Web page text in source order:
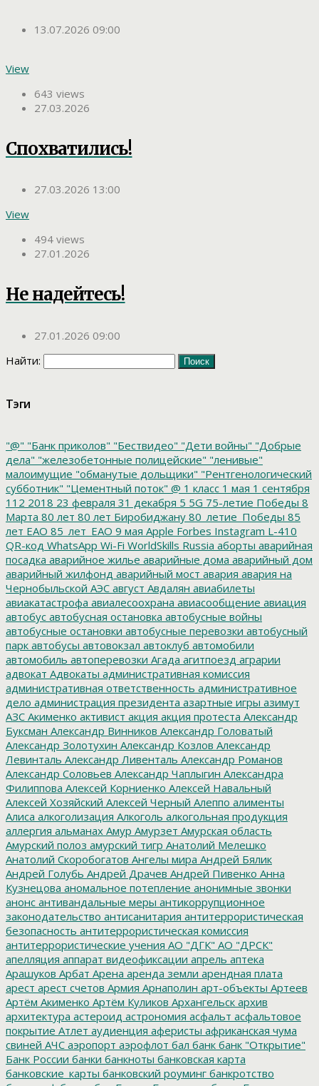
13.07.2026 09:00
View
643 views
27.03.2026
Спохватились!
27.03.2026 13:00
View
494 views
27.01.2026
Не надейтесь!
27.01.2026 09:00
Найти:
Тэги
"@" "Банк приколов" "Бествидео" "Дети войны" "Добрые
дела" "железобетонные полицейские" "ленивые"
малоимущие "обманутые дольщики" "Рентгенологический
субботник" "Цементный поток" @ 1 класс 1 мая 1 сентября
112 2018 23 февраля 31 декабря 5 5G 75-летие Победы 8
Марта 80 лет 80 лет Биробиджану 80_летие_Победы 85
лет ЕАО 85_лет_ЕАО 9 мая Apple Forbes Instagram L-410
QR-код WhatsApp Wi-Fi WorldSkills Russia аборты аварийная
посадка аварийное жилье аварийные дома аварийный дом
аварийный жилфонд аварийный мост авария авария на
Чернобыльской АЭС август Авдалян авиабилеты
авиакатастрофа авиалесоохрана авиасообщение авиация
автобус автобусная остановка автобусные войны
автобусные остановки автобусные перевозки автобусный
парк автобусы автовокзал автоклуб автомобили
автомобиль автоперевозки Агада агитпоезд аграрии
адвокат Адвокаты административная комиссия
административная ответственность административное
дело администрация президента азартные игры азимут
АЗС Акименко активист акция акция протеста Александр
Буксман Александр Винников Александр Головатый
Александр Золотухин Александр Козлов Александр
Левинталь Александр Ливенталь Александр Романов
Александр Соловьев Александр Чаплыгин Александра
Филиппова Алексей Корниенко Алексей Навальный
Алексей Хозяйский Алексей Черный Алеппо алименты
Алиса алкоголизация Алкоголь алкогольная продукция
аллергия альманах Амур Амурзет Амурская область
Амурский полоз амурский тигр Анатолий Мелешко
Анатолий Скоробогатов Ангелы мира Андрей Бялик
Андрей Голубь Андрей Драчев Андрей Пивенко Анна
Кузнецова аномальное потепление анонимные звонки
анонс антивандальные меры антикоррупционное
законодательство антисанитария антитеррористическая
безопасность антитеррористическая комиссия
антитеррористические учения АО "ДГК" АО "ДРСК"
апелляция аппарат видеофиксации апрель аптека
Арашуков Арбат Арена аренда земли арендная плата
арест арест счетов Армия Арнаполин арт-объекты Артеев
Артём Акименко Артём Куликов Архангельск архив
архитектура астероид астрономия асфальт асфальтовое
покрытие Атлет аудиенция аферисты африканская чума
свиней АЧС аэропорт аэрофлот бал банк банк "Открытие"
Банк России банки банкноты банковская карта
банковские_карты банковский роуминг банкротство